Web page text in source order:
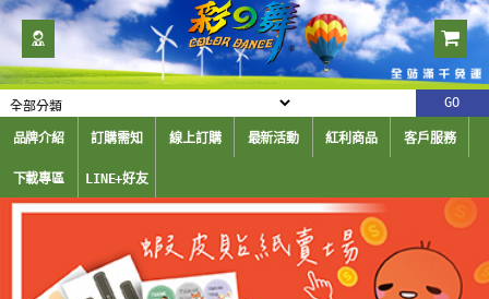
品牌介紹 訂購需知 線上訂購 最新活動 紅利商品 客戶服務
下載專區 LINE+好友